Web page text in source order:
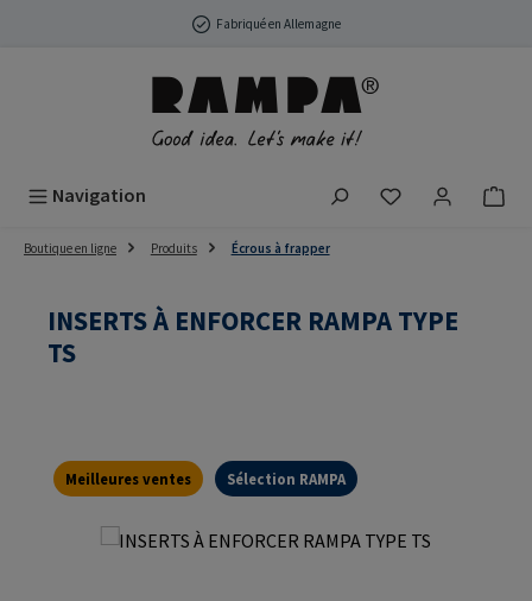
Passer au contenu principalFabriqué en Allemagne
Navigation Vous avez 0
Boutique en ligne Produits Écrous à frapper
INSERTS À ENFORCER RAMPA TYPE
TS
Meilleures ventes Sélection RAMPA
Ignorer la galerie d'images